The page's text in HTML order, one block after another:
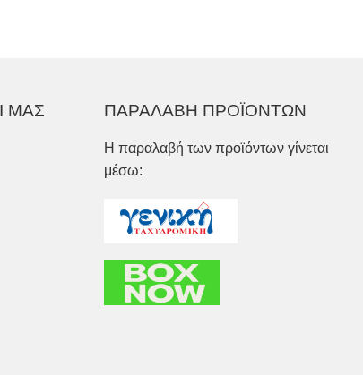
ΜΑΣ ΠΑΡΑΛΑΒΗ ΠΡΟΪΟΝΤΩΝ
Η παραλαβή των προϊόντων γίνεται
μέσω: